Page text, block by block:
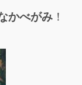
かべがみ！